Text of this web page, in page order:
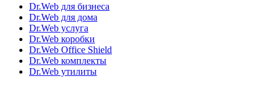
Dr.Web для бизнеса
Dr.Web для дома
Dr.Web услуга
Dr.Web коробки
Dr.Web Office Shield
Dr.Web комплекты
Dr.Web утилиты